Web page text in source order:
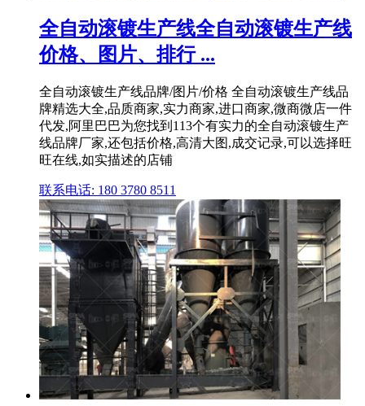
全自动滚镀生产线全自动滚镀生产线
价格、图片、排行 ...
全自动滚镀生产线品牌/图片/价格 全自动滚镀生产线品
牌精选大全,品质商家,实力商家,进口商家,微商微店一件
代发,阿里巴巴为您找到113个有实力的全自动滚镀生产
线品牌厂家,还包括价格,高清大图,成交记录,可以选择旺
旺在线,如实描述的店铺
联系电话: 180 3780 8511